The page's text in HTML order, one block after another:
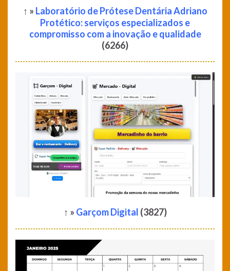
↑ » Laboratório de Prótese Dentária Adriano
Protético: serviços especializados e
compromisso com a inovação e qualidade
(6266)
↑ » Garçom Digital (3827)